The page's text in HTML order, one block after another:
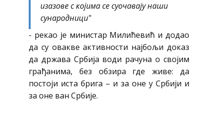
изазове с којима се суочавају наши
сународници"
- рекао је министар Милићевић и додао
да су овакве активности најбољи доказ
да држава Србија води рачуна о својим
грађанима, без обзира где живе: да
постоји иста брига – и за оне у Србији и
за оне ван Србије.